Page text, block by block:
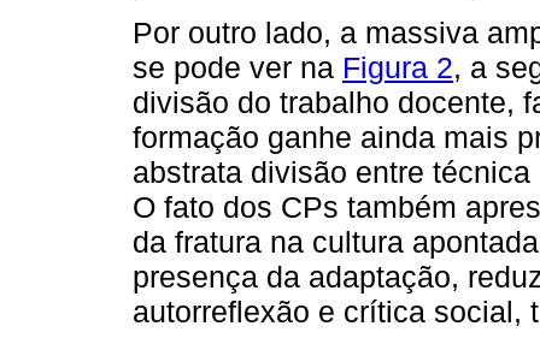
Por outro lado, a massiva
se pode ver na Figura 2, a
divisão do trabalho docente,
formação ganhe ainda mais
abstrata divisão entre
O fato dos CPs também
da fratura na cultura
presença da adaptação,
autorreflexão e crítica social,